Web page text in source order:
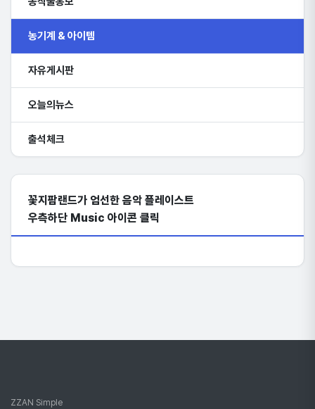
농기계 & 아이템
자유게시판
오늘의뉴스
출석체크
꽃지팜랜드가 엄선한 음악 플레이스트
우측하단 Music 아이콘 클릭
ZZAN Simple